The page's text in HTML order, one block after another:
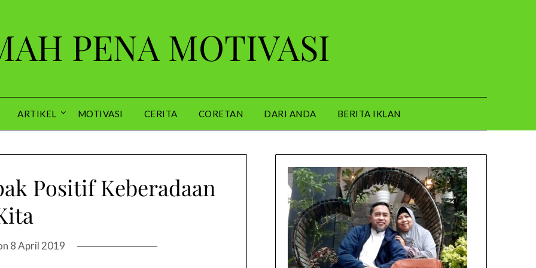
PENA MOTIVASI
ARTIKEL MOTIVASI CERITA CORETAN DARI ANDA BERITA IKLAN
Positif Keberadaan
8 April 2019